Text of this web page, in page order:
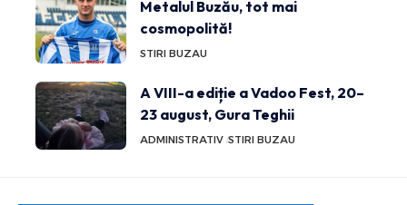
Metalul Buzău, tot mai
cosmopolită!
STIRI BUZAU
A VIII-a ediție a Vadoo Fest, 20–
23 august, Gura Teghii
ADMINISTRATIV STIRI BUZAU